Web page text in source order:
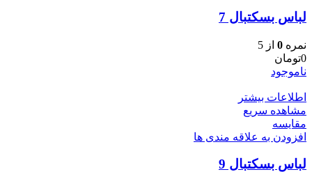
لباس بسکتبال 7
نمره 0 از 5
0تومان
ناموجود
اطلاعات بیشتر
مشاهده سریع
مقایسه
افزودن به علاقه مندی ها
لباس بسکتبال 9